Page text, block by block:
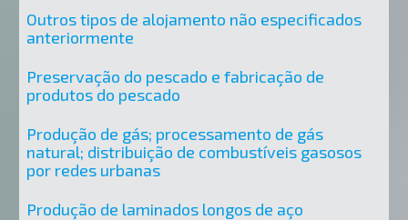
Outros tipos de alojamento não especificados
anteriormente
Preservação do pescado e fabricação de
produtos do pescado
Produção de gás; processamento de gás
natural; distribuição de combustíveis gasosos
por redes urbanas
Produção de laminados longos de aço